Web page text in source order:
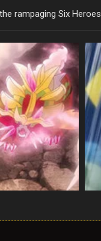
rampaging Six Heroes.